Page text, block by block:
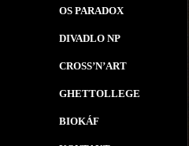
OS PARADOX
DIVADLO NP
CROSS’N’ART
GHETTOLLEGE
BIOKÁF